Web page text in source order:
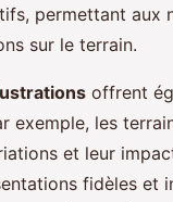
permettant aux
sur le terrain.
offrent
exemple, les
et leur
fidèles et